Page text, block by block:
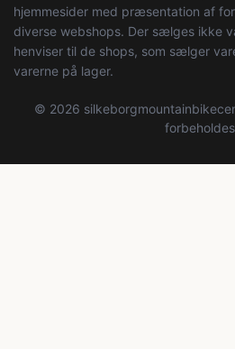
hjemmesider med præsentation af
diverse webshops. Der sælges ikke
henviser til de shops, som sælger
varerne på lager.
© 2026